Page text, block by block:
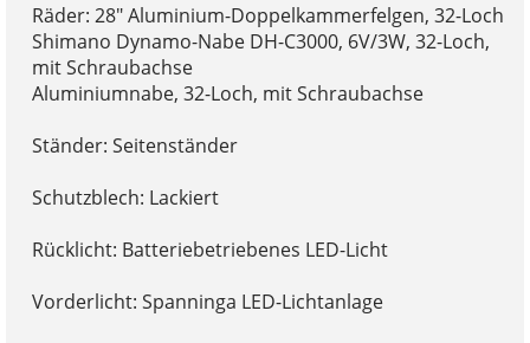
Räder: 28" Aluminium-Doppelkammerfelgen, 32-Loch
Shimano Dynamo-Nabe DH-C3000, 6V/3W, 32-Loch,
mit Schraubachse
Aluminiumnabe, 32-Loch, mit Schraubachse
Ständer: Seitenständer
Schutzblech: Lackiert
Rücklicht: Batteriebetriebenes LED-Licht
Vorderlicht: Spanninga LED-Lichtanlage